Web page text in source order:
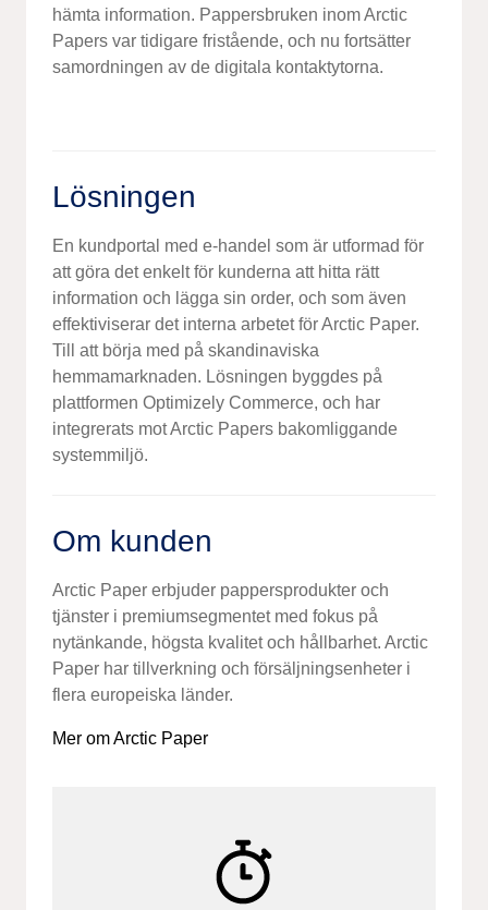
hämta information. Pappersbruken inomArctic
Papers var tidigare fristående, och nu fortsätter
samordningen av de digitala kontaktytorna.
Lösningen
En kundportal med e-handel som är utformad för
att göra det enkelt för kunderna att hitta rätt
information och lägga sin order, och som även
effektiviserar det interna arbetet för Arctic Paper.
Till att börja med på skandinaviska
hemmamarknaden. Lösningen byggdes på
plattformen Optimizely Commerce, och har
integrerats mot Arctic Papers bakomliggande
systemmiljö.
Om kunden
Arctic Paper erbjuder pappersprodukter och
tjänster i premiumsegmentet med fokus på
nytänkande, högsta kvalitet och hållbarhet. Arctic
Paper har tillverkning och försäljningsenheter i
flera europeiska länder.
Mer om Arctic Paper